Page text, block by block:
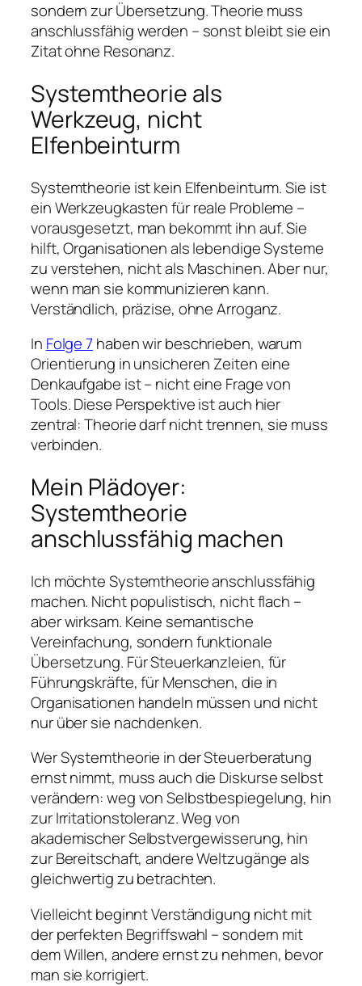
sondern zur Übersetzung. Theorie muss
anschlussfähig werden – sonst bleibt sie ein
Zitat ohne Resonanz.
Systemtheorie als
Werkzeug, nicht
Elfenbeinturm
Systemtheorie ist kein Elfenbeinturm. Sie ist
ein Werkzeugkasten für reale Probleme –
vorausgesetzt, man bekommt ihn auf. Sie
hilft, Organisationen als lebendige Systeme
zu verstehen, nicht als Maschinen. Aber nur,
wenn man sie kommunizieren kann.
Verständlich, präzise, ohne Arroganz.
In Folge 7haben wir beschrieben, warum
Orientierung in unsicheren Zeiten eine
Denkaufgabe ist – nicht eine Frage von
Tools. Diese Perspektive ist auch hier
zentral: Theorie darf nicht trennen, sie muss
verbinden.
Mein Plädoyer:
Systemtheorie
anschlussfähig machen
Ich möchte Systemtheorie anschlussfähig
machen. Nicht populistisch, nicht flach –
aber wirksam. Keine semantische
Vereinfachung, sondern funktionale
Übersetzung. Für Steuerkanzleien, für
Führungskräfte, für Menschen, die in
Organisationen handeln müssen und nicht
nur über sie nachdenken.
Wer Systemtheorie in der Steuerberatung
ernst nimmt, muss auch die Diskurse selbst
verändern: weg von Selbstbespiegelung, hin
zur Irritationstoleranz. Weg von
akademischer Selbstvergewisserung, hin
zur Bereitschaft, andere Weltzugänge als
gleichwertig zu betrachten.
Vielleicht beginnt Verständigung nicht mit
der perfekten Begriffswahl – sondern mit
dem Willen, andere ernst zu nehmen, bevor
man sie korrigiert.